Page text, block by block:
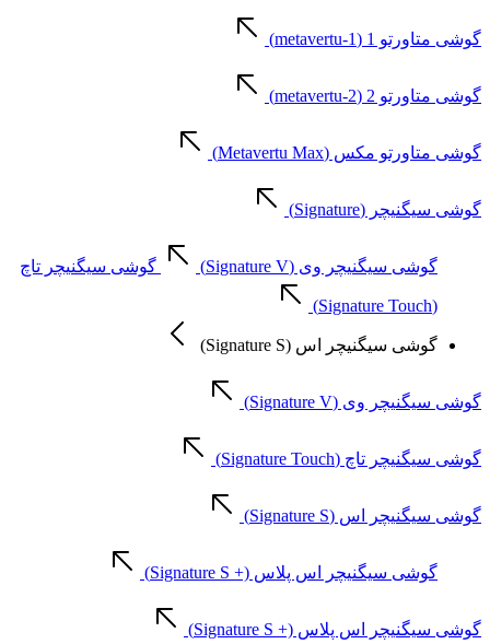
گوشی متاورتو 1 (metavertu-1)
گوشی متاورتو 2 (metavertu-2)
گوشی متاورتو مکس (Metavertu Max)
گوشی سیگنیچر (Signature)
گوشی سیگنیچر وی (Signature V) گوشی سیگنیچر تاچ
(Signature Touch)
گوشی سیگنیچر اس (Signature S)
گوشی سیگنیچر وی (Signature V)
گوشی سیگنیچر تاچ (Signature Touch)
گوشی سیگنیچر اس (Signature S)
گوشی سیگنیچر اس پلاس (+ Signature S)
گوشی سیگنیچر اس پلاس (+ Signature S)